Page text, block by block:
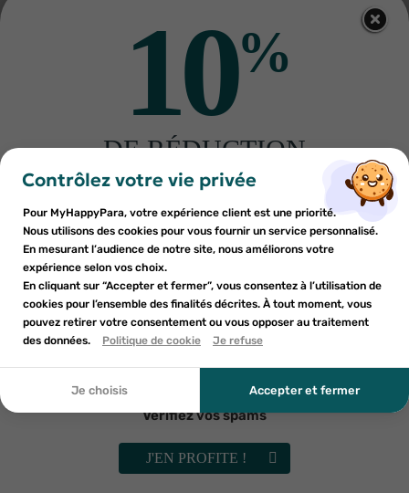
Composition
Autres produits pour vous
-30%
Baume du Tigre rouge 19gr
-30%
Granions Décontractant
Musculaire Huile de massage
arnica 100ml
Ajouter à ma liste d'envies ×
add_circle_outline
Créer une nouvelle liste
×
Nom de la liste d'envies
Annuler
Créer une liste d'envies
×
Vous devez être connecté pour ajouter des produits à votre
liste d'envies.
Annuler
Connexion
Contrôlez votre vie privée
Pour MyHappyPara, votre expérience client est une priorité.
Nous utilisons des cookies pour vous fournir un service personnalisé.
En mesurant l’audience de notre site, nous améliorons votre
expérience selon vos choix.
En cliquant sur “Accepter et fermer”, vous consentez à l’utilisation de
cookies pour l’ensemble des finalités décrites. À tout moment, vous
pouvez retirer votre consentement ou vous opposer au traitement
des données.
Politique de cookie Je refuse
Je choisis Accepter et fermer
10%
DE RÉDUCTION
sur votre première commande
Inscrivez-vous à notre newsletter et profitez
d'une réduction sur votre première commande*
En soumettant ce formulaire, j'accepte que les
informations saisies soient utilisées dans le cadre de
ma demande et de la relation commerciale qui peut en
découler. Vous référer à la politique de confidentialité.
Vérifiez vos spams
J'EN PROFITE !